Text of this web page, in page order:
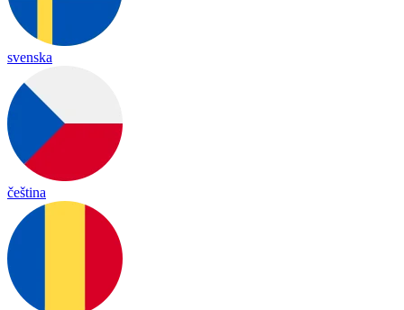
svenska
čeština